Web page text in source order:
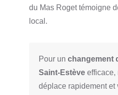
du Mas Roget témoigne
local.
Pour un changement
Saint-Estève efficace,
déplace rapidement et